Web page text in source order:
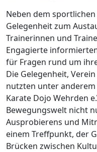
Neben dem
Gelegenheit zum
Trainerinnen und
Engagierte
für Fragen rund um
Die Gelegenheit,
nutzten unter anderem
Karate Dojo Wehrden
Bewegungswelt nicht
Ausprobierens und
einem Treffpunkt, der
Brücken zwischen